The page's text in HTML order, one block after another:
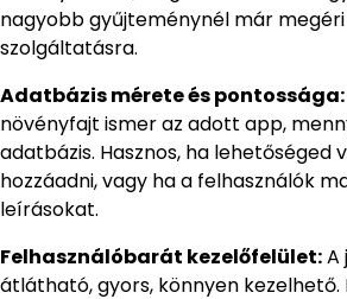
nagyobb gyűjteménynél már
szolgáltatásra.
Adatbázis mérete és pontossága:
növényfajt ismer az adott app,
adatbázis. Hasznos, ha lehetőséged
hozzáadni, vagy ha a felhasználók
leírásokat.
Felhasználóbarát kezelőfelület:A
átlátható, gyors, könnyen